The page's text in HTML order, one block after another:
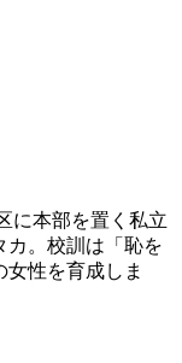
に本部を置く私立
カ。校訓は「恥を
性を育成しま